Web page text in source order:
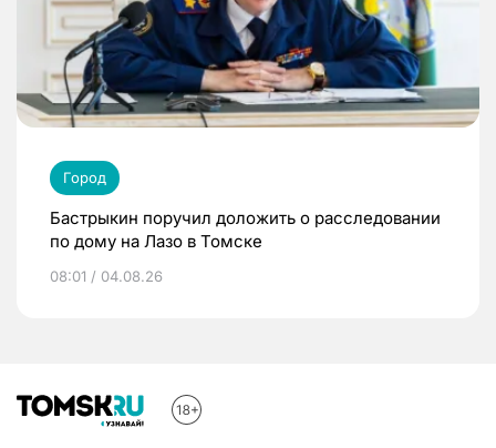
Город
Бастрыкин поручил доложить о расследовании
по дому на Лазо в Томске
08:01 / 04.08.26